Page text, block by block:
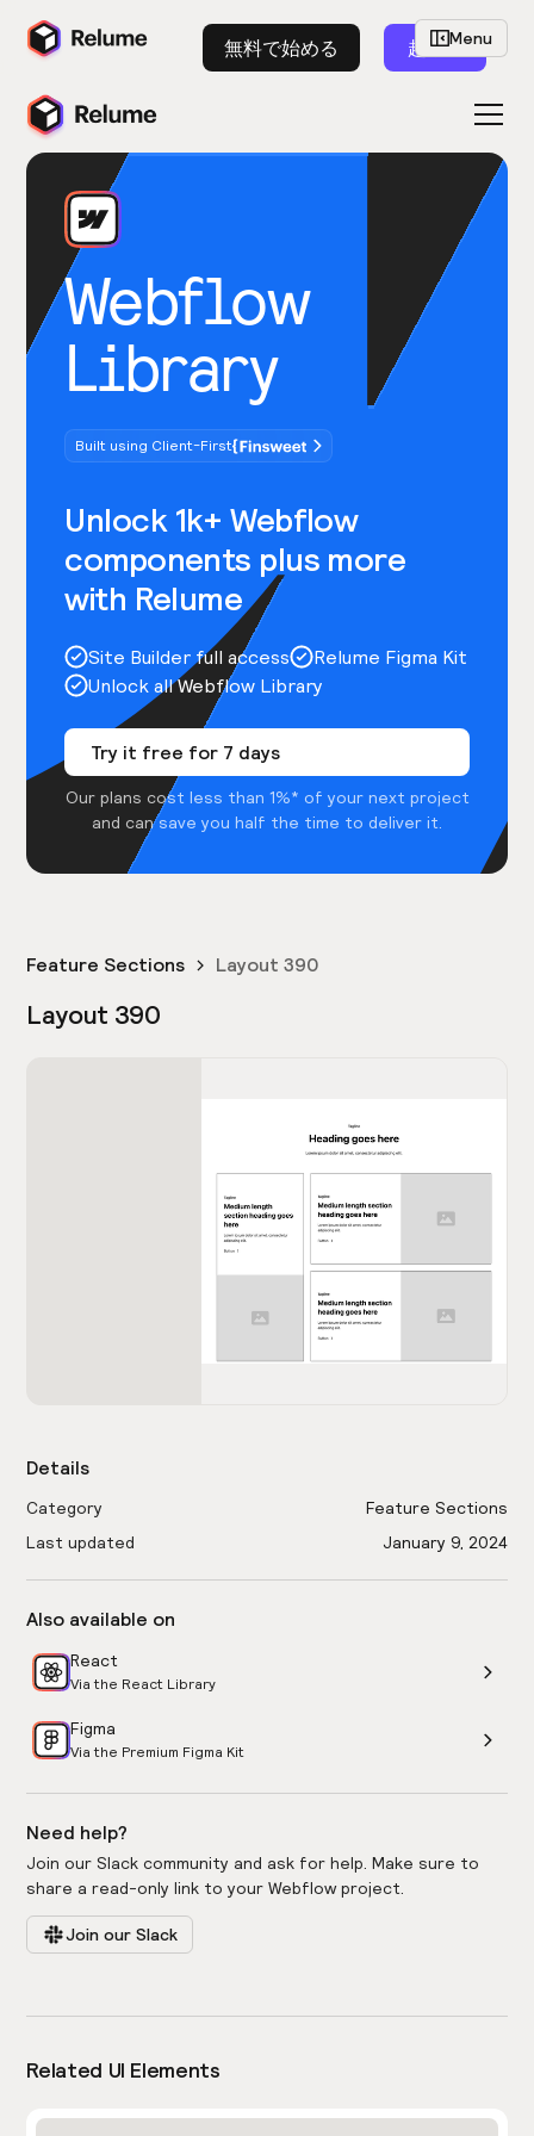
無料で始める 起動
Webflow
Library
Built using Client-First
Unlock 1k+ Webflow
components plus more
with Relume
Site Builder full access
Relume Figma Kit
Unlock all Webflow Library
Try it free for 7 days
Our plans cost less than 1%* of your next project
and can save you half the time to deliver it.
Menu
Feature Sections Layout 390
Layout 390
Details
Category
Feature Sections
Last updated
January 9, 2024
Also available on
React
Via the React Library
Figma
Via the Premium Figma Kit
Need help?
Join our Slack community and ask for help. Make sure to
share a read-only link to your Webflow project.
Join our Slack
Related UI Elements